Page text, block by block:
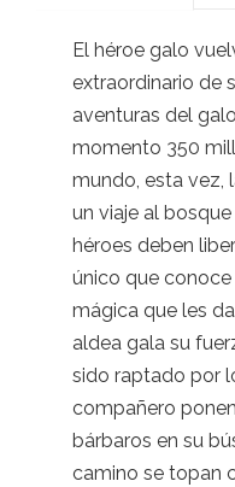
El héroe galo
extraordinario de
aventuras del
momento 350
mundo, esta vez,
un viaje al
héroes deben
único que
mágica que les
aldea gala su
sido raptado por
compañero
bárbaros en su
camino se topan